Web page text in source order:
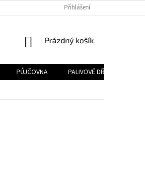
Přihlášení
NÁKUPNÍ
Prázdný košík
PŮJČOVNA PALIVOVÉ DŘEVO